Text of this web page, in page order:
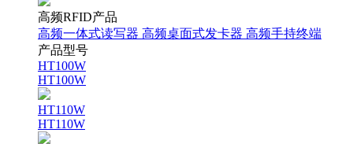
高频RFID产品
高频一体式读写器 高频桌面式发卡器 高频手持终端
产品型号
HT100W
HT100W
HT110W
HT110W